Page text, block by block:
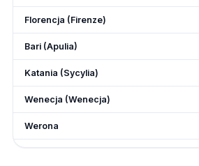
Florencja (Firenze)
Bari (Apulia)
Katania (Sycylia)
Wenecja (Wenecja)
Werona